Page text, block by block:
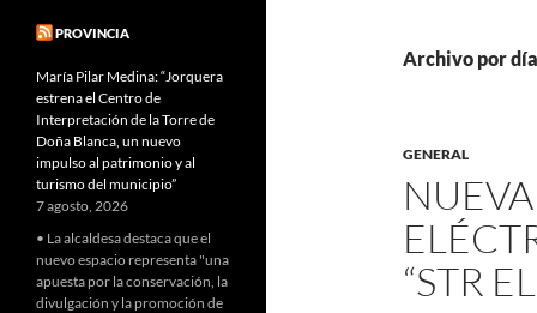
Archivo por
GENERAL
“STR
PROVINCIA
María Pilar Medina: “Jorquera
estrena el Centro de
Interpretación de la Torre de
Doña Blanca, un nuevo
impulso al patrimonio y al
turismo del municipio”
7 agosto, 2026
• La alcaldesa destaca que el
nuevo espacio representa "una
apuesta por la conservación, la
divulgación y la promoción de